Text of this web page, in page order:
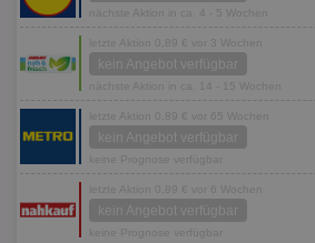
nächste Aktion in ca. 4 - 5 Wochen
letzte Aktion 0,89 € vor 3 Wochen
kein Angebot verfügbar
nächste Aktion in ca. 14 - 15 Wochen
letzte Aktion 0,89 € vor 65 Wochen
kein Angebot verfügbar
keine Prognose verfügbar
letzte Aktion 0,89 € vor 6 Wochen
kein Angebot verfügbar
keine Prognose verfügbar